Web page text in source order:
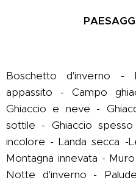
Boschetto d'inverno -
appassito - Campo
Ghiaccio e neve -
sottile - Ghiaccio
incolore - Landa secca -
Montagna innevata -
Notte d'inverno -